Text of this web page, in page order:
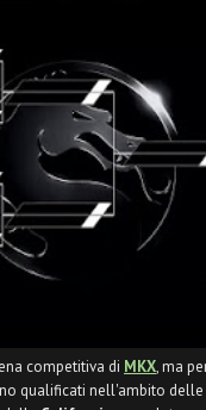
competitiva di MKX, ma
qualificati nell'ambito delle